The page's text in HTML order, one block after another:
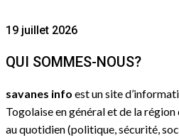
19 juillet 2026
QUI SOMMES-NOUS?
savanes info est un site
Togolaise en général et de la
au quotidien (politique, sécurité,